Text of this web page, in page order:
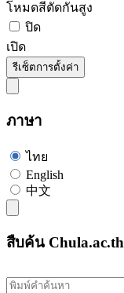
โหมดสีตัดกันสูง
ปิด
เปิด
รีเซ็ตการตั้งค่า
ภาษา
ไทย
English
中文
สืบค้น Chula.ac.th